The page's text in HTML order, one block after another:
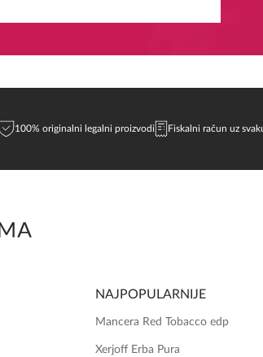
100% originalni legalni proizvodi Fiskalni račun uz
NAJPOPULARNIJE
Mancera Red Tobacco edp
Xerjoff Erba Pura